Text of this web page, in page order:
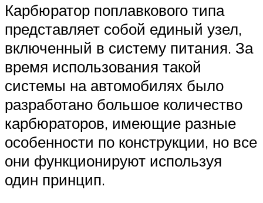
Карбюратор поплавкового типа
представляет собой единый узел,
включенный в систему питания. За
время использования такой
системы на автомобилях было
разработано большое количество
карбюраторов, имеющие разные
особенности по конструкции, но все
они функционируют используя
один принцип.